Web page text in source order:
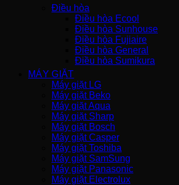
Điều hòa
Điều hòa Ecool
Điều hòa Sunhouse
Điều hòa Fujiaire
Điều hòa General
Điều hòa Sumikura
MÁY GIẶT
Máy giặt LG
Máy giặt Beko
Máy giặt Aqua
Máy giặt Sharp
Máy giặt Bosch
Máy giặt Casper
Máy giặt Toshiba
Máy giặt SamSung
Máy giặt Panasonic
Máy giặt Electrolux